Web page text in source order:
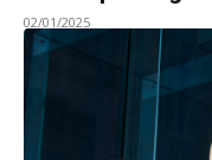
02/01/2025